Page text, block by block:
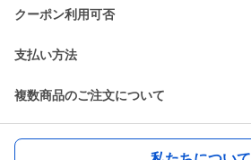
クーポン利用可否
支払い方法
複数商品のご注文について